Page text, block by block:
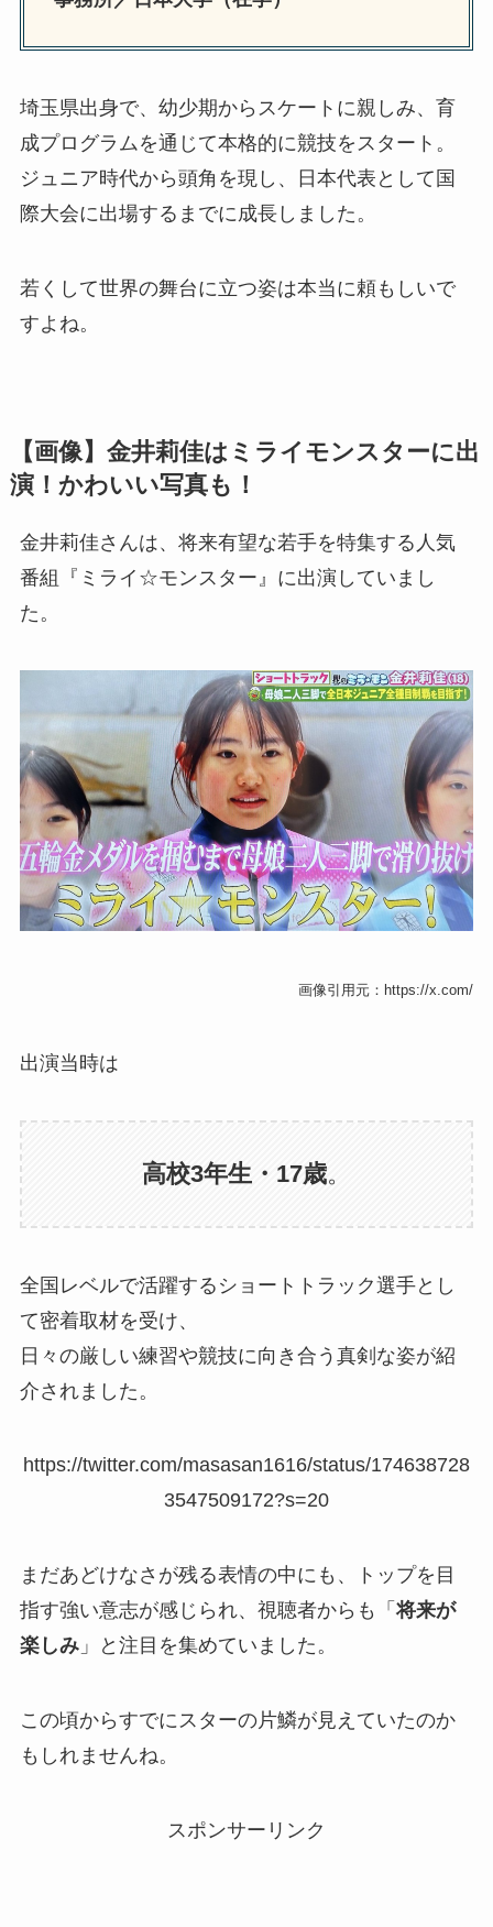
埼玉県出身で、幼少期からスケートに親しみ、育
成プログラムを通じて本格的に競技をスタート。
ジュニア時代から頭角を現し、日本代表として国
際大会に出場するまでに成長しました。
若くして世界の舞台に立つ姿は本当に頼もしいで
すよね。
【画像】金井莉佳はミライモンスターに出
演！かわいい写真も！
金井莉佳さんは、将来有望な若手を特集する人気
番組『ミライ☆モンスター』に出演していまし
た。
画像引用元：https://x.com/
出演当時は
高校3年生・17歳。
全国レベルで活躍するショートトラック選手とし
て密着取材を受け、
日々の厳しい練習や競技に向き合う真剣な姿が紹
介されました。
https://twitter.com/masasan1616/status/174638728
3547509172?s=20
まだあどけなさが残る表情の中にも、トップを目
指す強い意志が感じられ、視聴者からも「 将来が
楽しみ」と注目を集めていました。
この頃からすでにスターの片鱗が見えていたのか
もしれませんね。
スポンサーリンク